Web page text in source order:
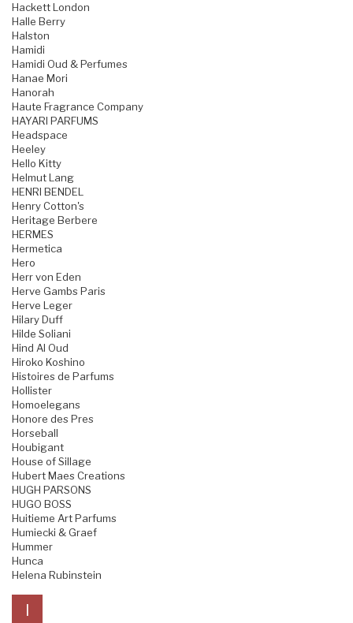
Hackett London
Halle Berry
Halston
Hamidi
Hamidi Oud & Perfumes
Hanae Mori
Hanorah
Haute Fragrance Company
HAYARI PARFUMS
Headspace
Heeley
Hello Kitty
Helmut Lang
HENRI BENDEL
Henry Cotton's
Heritage Berbere
HERMES
Hermetica
Hero
Herr von Eden
Herve Gambs Paris
Herve Leger
Hilary Duff
Hilde Soliani
Hind Al Oud
Hiroko Koshino
Histoires de Parfums
Hollister
Homoelegans
Honore des Pres
Horseball
Houbigant
House of Sillage
Hubert Maes Creations
HUGH PARSONS
HUGO BOSS
Huitieme Art Parfums
Humiecki & Graef
Hummer
Hunca
Helena Rubinstein
I